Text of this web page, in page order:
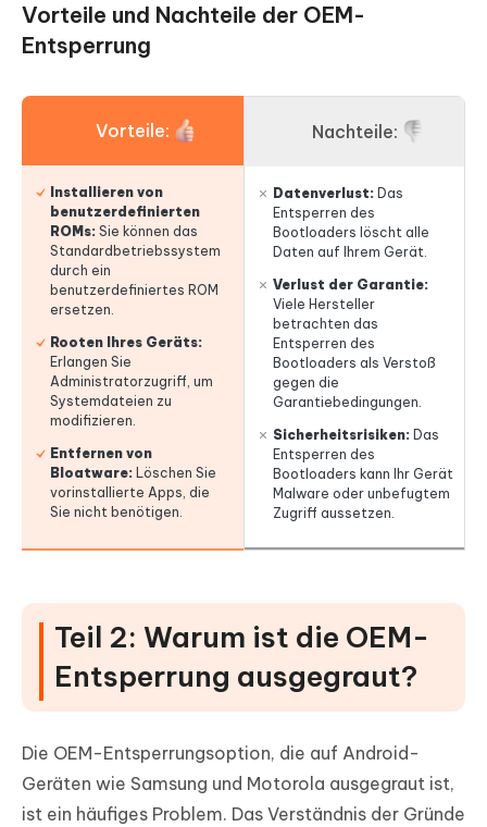
Vorteile und Nachteile der OEM-
Entsperrung
Vorteile:
Installieren von
benutzerdefinierten
ROMs: Sie können das
Standardbetriebssystem
durch ein
benutzerdefiniertes ROM
ersetzen.
Rooten Ihres Geräts:
Erlangen Sie
Administratorzugriff, um
Systemdateien zu
modifizieren.
Entfernen von
Bloatware: Löschen Sie
vorinstallierte Apps, die
Sie nicht benötigen.
Nachteile:
Datenverlust: Das
Entsperren des
Bootloaders löscht alle
Daten auf Ihrem Gerät.
Verlust der Garantie:
Viele Hersteller
betrachten das
Entsperren des
Bootloaders als Verstoß
gegen die
Garantiebedingungen.
Sicherheitsrisiken: Das
Entsperren des
Bootloaders kann Ihr Gerät
Malware oder unbefugtem
Zugriff aussetzen.
Teil 2: Warum ist die OEM-
Entsperrung ausgegraut?
Die OEM-Entsperrungsoption, die auf Android-
Geräten wie Samsung und Motorola ausgegraut ist,
ist ein häufiges Problem. Das Verständnis der Gründe